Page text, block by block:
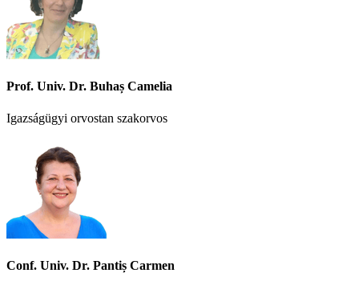
Prof. Univ. Dr. Buhaș Camelia
Igazságügyi orvostan szakorvos
Conf. Univ. Dr. Pantiș Carmen